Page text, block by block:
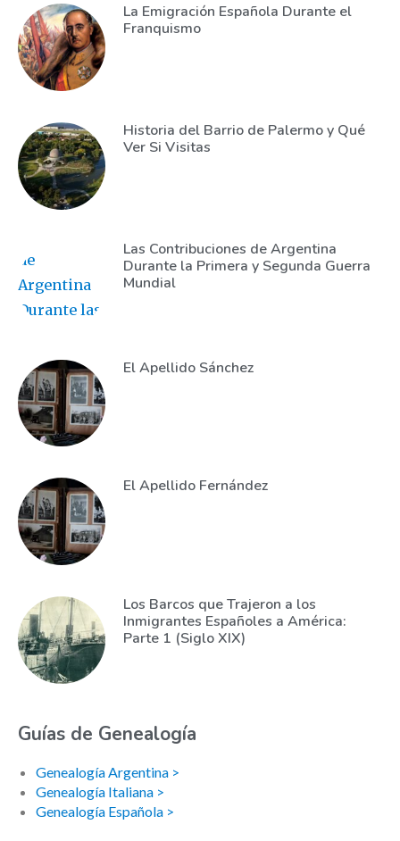
La Emigración Española Durante el
Franquismo
Historia del Barrio de Palermo y Qué
Ver Si Visitas
Las Contribuciones de Argentina
Durante la Primera y Segunda Guerra
Mundial
El Apellido Sánchez
El Apellido Fernández
Los Barcos que Trajeron a los
Inmigrantes Españoles a América:
Parte 1 (Siglo XIX)
Guías de Genealogía
Genealogía Argentina >
Genealogía Italiana >
Genealogía Española >